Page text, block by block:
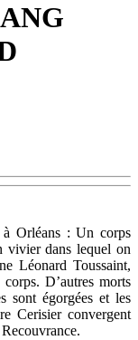
Orléans : Un corps
vivier dans lequel on
Léonard Toussaint,
D’autres morts
sont égorgées et les
Cerisier convergent